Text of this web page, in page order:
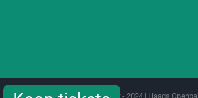
Copyright 2012 - 2024 | Haags